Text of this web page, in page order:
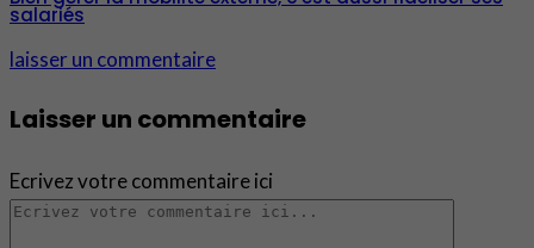
salariés
laisser un commentaire
Laisser un commentaire
Ecrivez votre commentaire ici